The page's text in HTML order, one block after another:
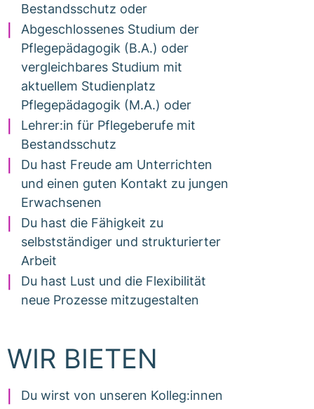
Bestandsschutz oder
Abgeschlossenes Studium der
Pflegepädagogik (B.A.) oder
vergleichbares Studium mit
aktuellem Studienplatz
Pflegepädagogik (M.A.) oder
Lehrer:in für Pflegeberufe mit
Bestandsschutz
Du hast Freude am Unterrichten
und einen guten Kontakt zu jungen
Erwachsenen
Du hast die Fähigkeit zu
selbstständiger und strukturierter
Arbeit
Du hast Lust und die Flexibilität
neue Prozesse mitzugestalten
WIR BIETEN
Du wirst von unseren Kolleg:innen